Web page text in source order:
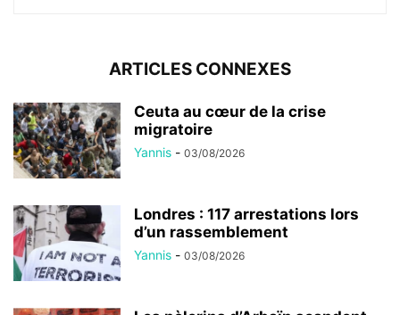
ARTICLES CONNEXES
Ceuta au cœur de la crise
migratoire
Yannis - 03/08/2026
Londres : 117 arrestations lors
d’un rassemblement
Yannis - 03/08/2026